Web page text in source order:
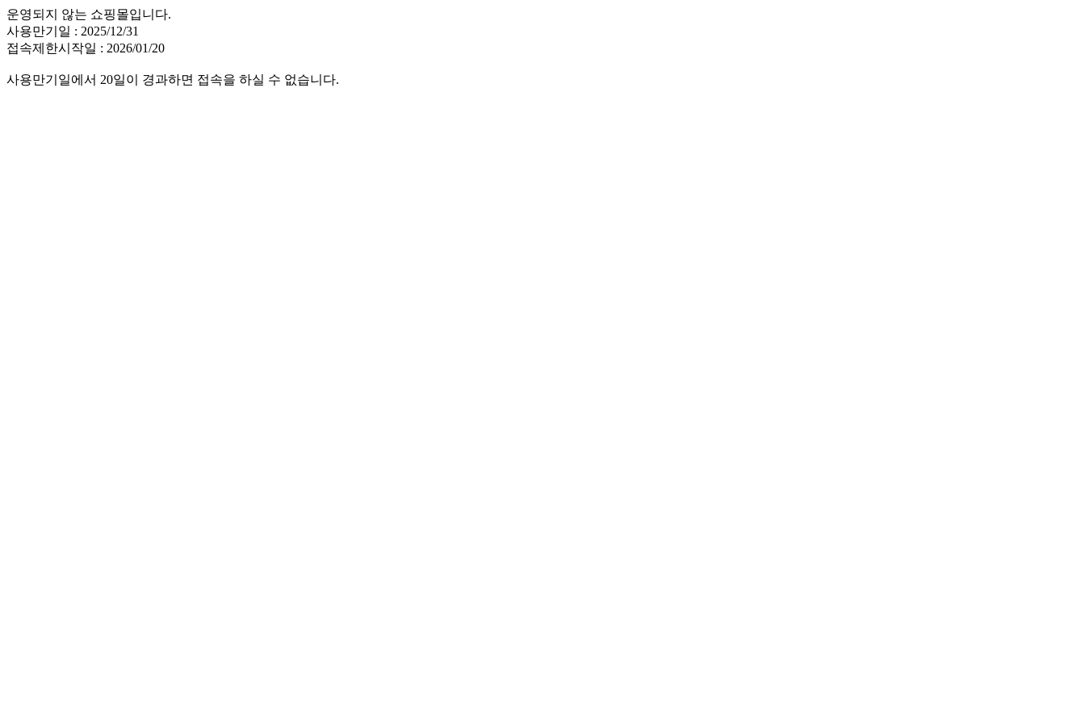
운영되지 않는 쇼핑몰입니다.
사용만기일 : 2025/12/31
접속제한시작일 : 2026/01/20
사용만기일에서 20일이 경과하면 접속을 하실 수 없습니다.